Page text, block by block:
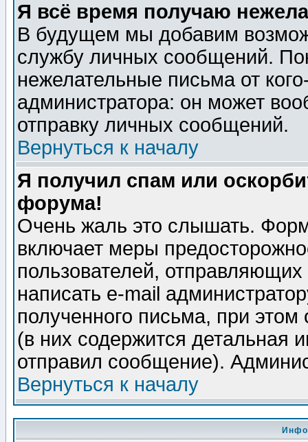
Я всё время получаю
В будущем мы добавим
службу личных сообщений.
нежелательные письма от
администратора: он может
отправку личных сообщений.
Вернуться к началу
Я получил спам или
форума!
Очень жаль это слышать.
включает меры
пользователей,
написать e-mail
полученного письма, при этом
(в них содержится детальная
отправил сообщение).
Вернуться к началу